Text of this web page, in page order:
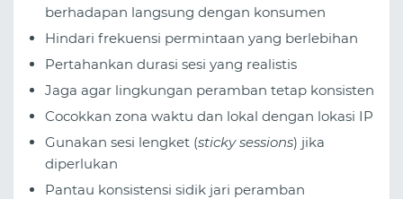
berhadapan langsung dengan konsumen
Hindari frekuensi permintaan yang berlebihan
Pertahankan durasi sesi yang realistis
Jaga agar lingkungan peramban tetap konsisten
Cocokkan zona waktu dan lokal dengan lokasi IP
Gunakan sesi lengket (sticky sessions) jika
diperlukan
Pantau konsistensi sidik jari peramban